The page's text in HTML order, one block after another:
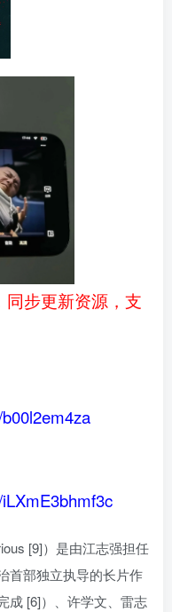
同步更新资源，支
[9]）是由江志强担任
首部独立执导的长片作
成 [6]）、许学文、雷志